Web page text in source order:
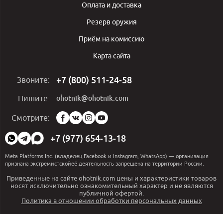
Оплата и доставка
Резерв оружия
Приём на комиссию
Карта сайта
Звоните: +7 (800) 511-24-58
Пишите: ohotnik@ohotnik.com
Смотрите:
Мы
в
социальных
сетях:
+7 (977) 654-13-18
Meta Platforms Inc. (владелец Facebook и Instagram, WhatsApp) — организация
признана экстремистскойеё деятельность запрещена на территории России.
Приведенные на сайте ohotnik.com цены и характеристики товаров
носят исключительно ознакомительный характер и не являются
публичной офертой.
Политика в отношении обработки персональных данных